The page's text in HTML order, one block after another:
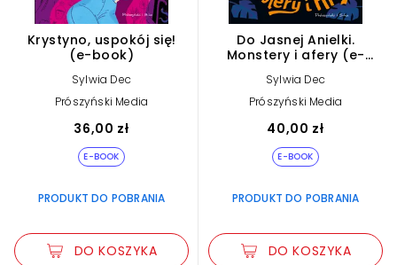
Krystyno, uspokój się!
(e-book)
Sylwia Dec
Prószyński Media
36,00 zł
E-BOOK
PRODUKT DO POBRANIA
DO KOSZYKA
Do Jasnej Anielki.
Monstery i afery (e-
Sylwia Dec
Prószyński Media
40,00 zł
E-BOOK
PRODUKT DO POBRANIA
DO KOSZYKA